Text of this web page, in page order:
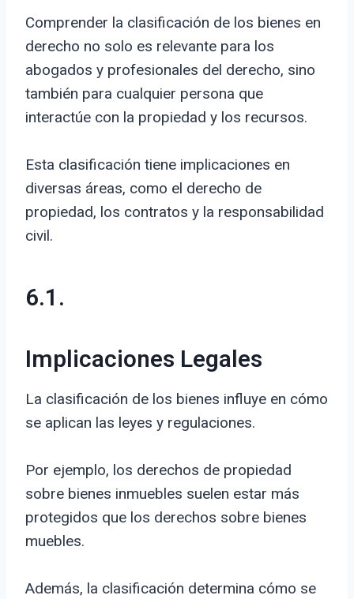
Comprender la clasificación de los bienes en
derecho no solo es relevante para los
abogados y profesionales del derecho, sino
también para cualquier persona que
interactúe con la propiedad y los recursos.
Esta clasificación tiene implicaciones en
diversas áreas, como el derecho de
propiedad, los contratos y la responsabilidad
civil.
6.1.
Implicaciones Legales
La clasificación de los bienes influye en cómo
se aplican las leyes y regulaciones.
Por ejemplo, los derechos de propiedad
sobre bienes inmuebles suelen estar más
protegidos que los derechos sobre bienes
muebles.
Además, la clasificación determina cómo se